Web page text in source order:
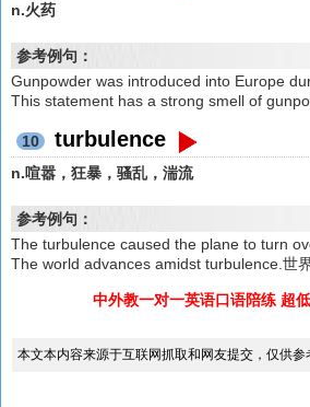
n.火药
参考例句：
Gunpowder was introduced into Europe
This statement has a strong smell of
10 turbulence
n.喧嚣，狂暴，骚乱，湍流
参考例句：
The turbulence caused the plane to turn
The world advances amidst turbulence.世
中外教一对一英语口语陪练 超
本文本内容来源于互联网抓取和网友提交，仅供